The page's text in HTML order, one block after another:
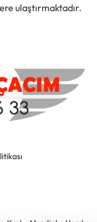
ulaştırmaktadır.